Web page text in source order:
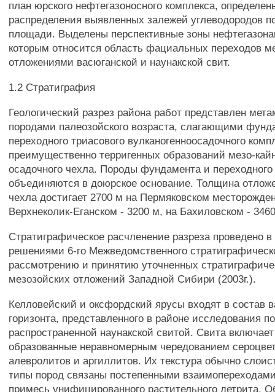
план юрского нефтегазоносного комплекса,
распределения выявленных залежей углеводородов
площади. Выделены перспективные зоны
которым относится область фациальных переходов
отложениями васюганской и наунакской свит.
1.2 Стратиграфия
Геологический разрез района работ представлен
породами палеозойского возраста, слагающими
переходного триасового вулканогенноосадочного
преимущественно терригенных образований мезо-
осадочного чехла. Породы фундамента и переходного
объединяются в доюрское основание. Толщина
чехла достигает 2700 м на Пермяковском
Верхнеколик-Еганском - 3200 м, на Бахиловском -
Стратиграфическое расчленение разреза проведено в
решениями 6-го Межведомственного
рассмотрению и принятию уточненных
мезозойских отложений Западной Сибири (2003г.).
Келловейский и оксфордский ярусы входят в состав
горизонта, представленного в районе исследования
распространенной наунакской свитой. Свита
образованные неравномерным чередованием
алевролитов и аргиллитов. Их текстура обычно
типы пород связаны постепенными
примесь унифицированного растительного детрита.